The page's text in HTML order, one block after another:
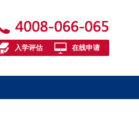
入学评估 在线申请